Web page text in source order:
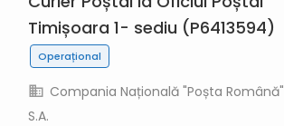
Timișoara 1- sediu (P6413594)
Operațional
Compania Națională "Poșta Română"
S.A.